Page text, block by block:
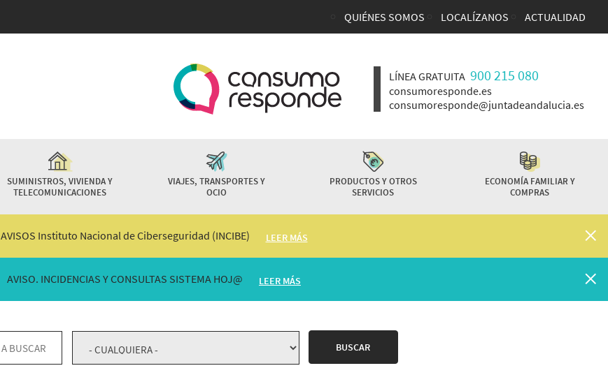
Enlaces top cabecera
QUIÉNES SOMOS LOCALÍZANOS ACTUALIDAD
LÍNEA GRATUITA 900 215 080
consumoresponde.es
consumoresponde@juntadeandalucia.es
SUMINISTROS, VIVIENDA Y
TELECOMUNICACIONES
VIAJES, TRANSPORTES Y
OCIO
PRODUCTOS Y OTROS
SERVICIOS
ECONOMÍA FAMILIAR Y
COMPRAS
AVISOS Instituto Nacional de Ciberseguridad (INCIBE) LEER MÁS
AVISO. INCIDENCIAS Y CONSULTAS SISTEMA HOJ@ LEER MÁS